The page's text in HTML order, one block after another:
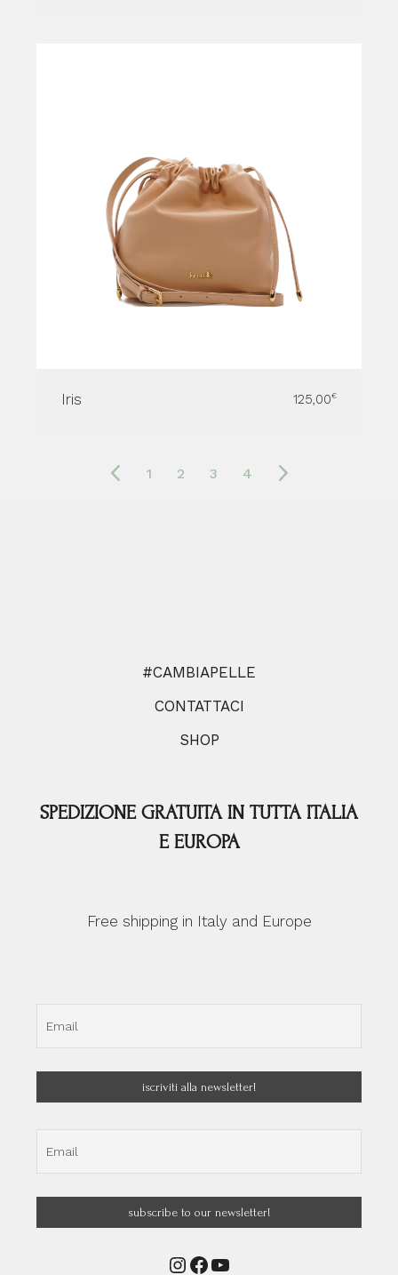
Iris 125,00€
1 2 3 4
#CAMBIAPELLE
CONTATTACI
SHOP
SPEDIZIONE GRATUITA IN TUTTA ITALIA
E EUROPA
Free shipping in Italy and Europe